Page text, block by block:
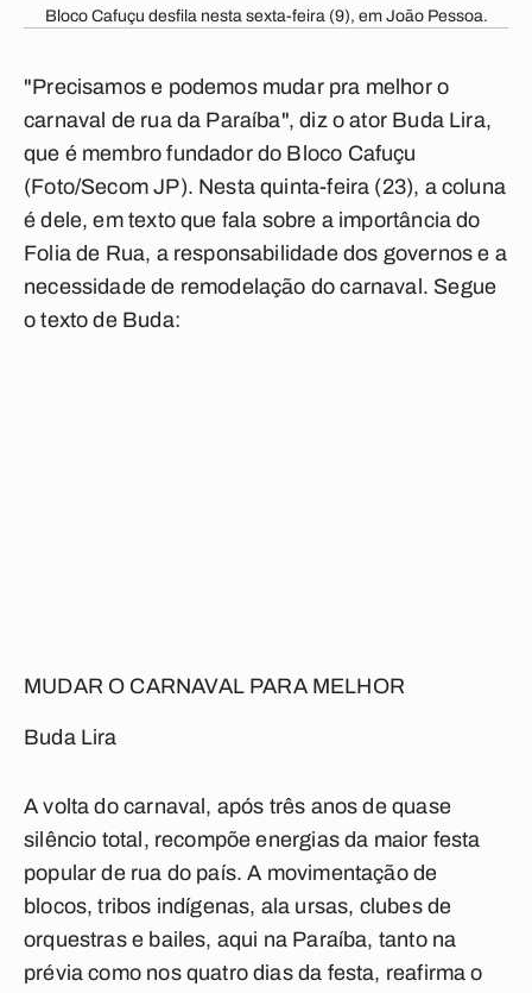
Bloco Cafuçu desfila nesta sexta-feira (9), em João Pessoa.
"Precisamos e podemos mudar pra melhor o
carnaval de rua da Paraíba", diz o ator Buda Lira,
que é membro fundador do Bloco Cafuçu
(Foto/Secom JP). Nesta quinta-feira (23), a coluna
é dele, em texto que fala sobre a importância do
Folia de Rua, a responsabilidade dos governos e a
necessidade de remodelação do carnaval. Segue
o texto de Buda:
MUDAR O CARNAVAL PARA MELHOR
Buda Lira
A volta do carnaval, após três anos de quase
silêncio total, recompõe energias da maior festa
popular de rua do país. A movimentação de
blocos, tribos indígenas, ala ursas, clubes de
orquestras e bailes, aqui na Paraíba, tanto na
prévia como nos quatro dias da festa, reafirma o